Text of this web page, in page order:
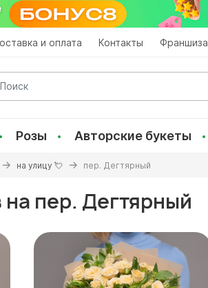
и оплата Контакты Франшиза
Поиск
Розы Авторские букеты
на улицу 💘 пер. Дегтярный
пер. Дегтярный